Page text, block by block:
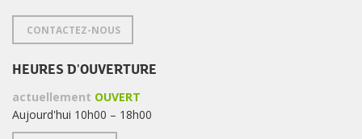
CONTACTEZ-NOUS
HEURES D'OUVERTURE
actuellement OUVERT
Aujourd'hui 10h00 – 18h00